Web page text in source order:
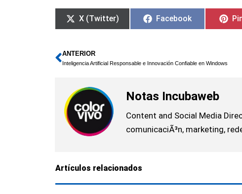
X (Twitter) Facebook
Ant
ANTERIOR
Inteligencia Artificial Responsable e Innovación Confiable en Windows
Notas Incubaweb
Content and Social Media
comunicaciÃ³n, marketing,
Artículos relacionados